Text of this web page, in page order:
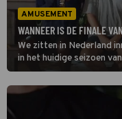
AMUSEMENT
WANNEER IS DE FINALE
We zitten in Nederland
in het huidige seizoen
kunnen we nog van het